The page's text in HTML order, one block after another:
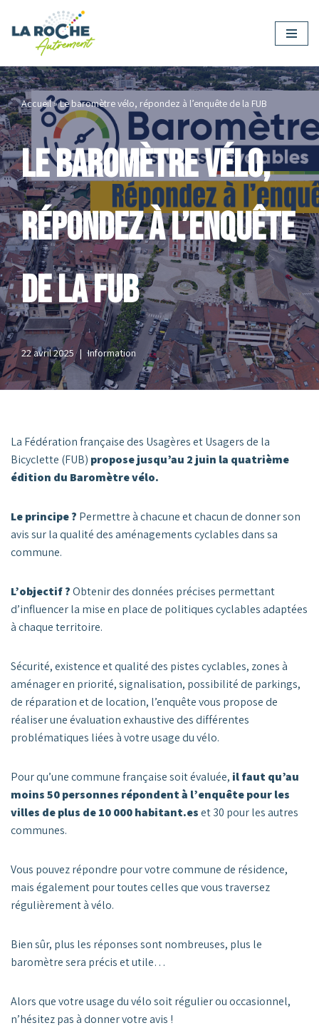
Aller
contenu
Accueil»Le baromètre vélo, répondez à l’enquête de la FUB
Le baromètre vélo,
répondez à l’enquête
de la FUB
22 avril 2025 Information
La Fédération française des Usagères et Usagers de la
Bicyclette (FUB) propose jusqu’au 2 juin la quatrième
édition du Baromètre vélo.
Le principe ? Permettre à chacune et chacun de donner son
avis sur la qualité des aménagements cyclables dans sa
commune.
L’objectif ?Obtenir des données précises permettant
d’influencer la mise en place de politiques cyclables adaptées
à chaque territoire.
Sécurité, existence et qualité des pistes cyclables, zones à
aménager en priorité, signalisation, possibilité de parkings,
de réparation et de location, l’enquête vous propose de
réaliser une évaluation exhaustive des différentes
problématiques liées à votre usage du vélo.
Pour qu’une commune française soit évaluée, il faut qu’au
moins 50 personnes répondent à l’enquête pour les
villes de plus de 10 000 habitant.eset 30 pour les autres
communes.
Vous pouvez répondre pour votre commune de résidence,
mais également pour toutes celles que vous traversez
régulièrement à vélo.
Bien sûr, plus les réponses sont nombreuses, plus le
baromètre sera précis et utile…
Alors que votre usage du vélo soit régulier ou occasionnel,
n’hésitez pas à donner votre avis !